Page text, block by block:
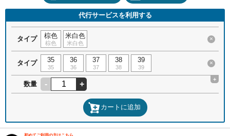
代行サービスを利用する
タイプ 棕色
棕色
米白色
米白色
×
タイプ 35
35
36
36
37
37
38
38
39
39
×
数量 - +
+
カートに追加